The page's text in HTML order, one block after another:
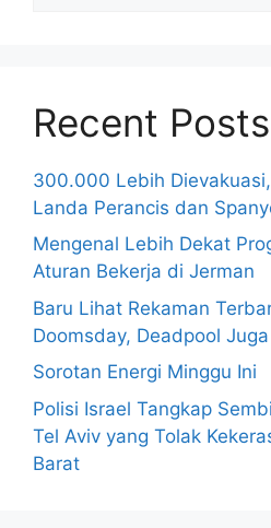
Recent Posts
300.000 Lebih
Landa Perancis dan
Mengenal Lebih Dekat
Aturan Bekerja di Jerman
Baru Lihat Rekaman
Doomsday, Deadpool
Sorotan Energi Minggu Ini
Polisi Israel Tangkap
Tel Aviv yang Tolak
Barat